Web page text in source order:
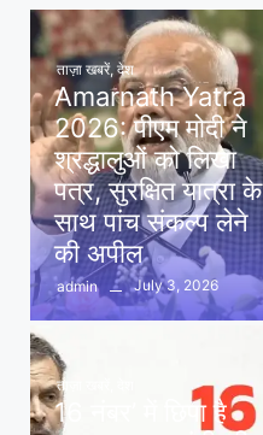
ताज़ा खबरें, देश
Amarnath Yatra
2026: पीएम मोदी ने
श्रद्धालुओं को लिखा
पत्र, सुरक्षित यात्रा के
साथ पांच संकल्प लेने
की अपील
admin July 3, 2026
ताज़ा खबरें
16 नंबर’ में छिपा है